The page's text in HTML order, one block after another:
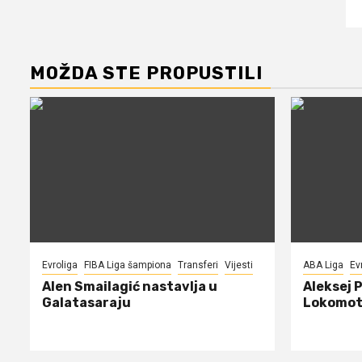
MOŽDA STE PROPUSTILI
Evroliga FIBA Liga šampiona Transferi Vijesti
Alen Smailagić nastavlja u
Galatasaraju
ABA Liga
Aleksej